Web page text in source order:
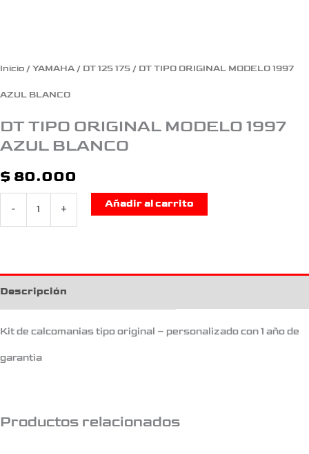
Inicio / YAMAHA / DT 125 175 / DT TIPO ORIGINAL MODELO 1997
AZUL BLANCO
DT TIPO ORIGINAL MODELO 1997
AZUL BLANCO
$ 80.000
- +
Añadir al carrito
Descripción
Kit de calcomanias tipo original – personalizado con 1 año de
garantia
Productos relacionados